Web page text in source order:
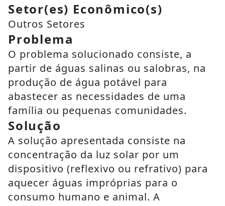
Setor(es) Econômico(s)
Outros Setores
Problema
O problema solucionado consiste, a
partir de águas salinas ou salobras, na
produção de água potável para
abastecer as necessidades de uma
família ou pequenas comunidades.
Solução
A solução apresentada consiste na
concentração da luz solar por um
dispositivo (reflexivo ou refrativo) para
aquecer águas impróprias para o
consumo humano e animal. A